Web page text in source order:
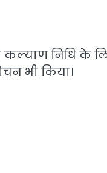
कल्याण निधि के
भी किया।